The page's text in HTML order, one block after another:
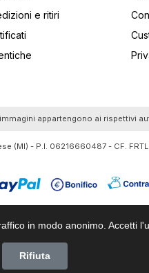
in modo anonimo. Accetti
Rifiuta
e ritiri
appartengono ai rispettivi
(MI) - P.I. 06216660487 - CF.